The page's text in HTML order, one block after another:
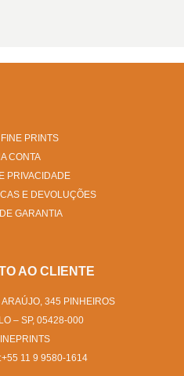
PRINTS
CONTA
PRIVACIDADE
E DEVOLUÇÕES
GARANTIA
AO CLIENTE
ARAÚJO, 345 PINHEIROS
– SP, 05428-000
11 9 9580-1614